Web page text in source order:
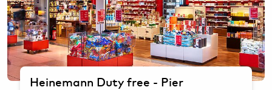
Heinemann Duty free - Pier